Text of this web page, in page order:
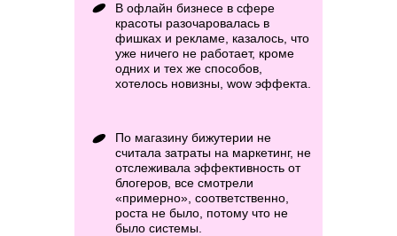
В офлайн бизнесе в сфере
красоты разочаровалась в
фишках и рекламе, казалось, что
уже ничего не работает, кроме
одних и тех же способов,
хотелось новизны, wow эффекта.
По магазину бижутерии не
считала затраты на маркетинг, не
отслеживала эффективность от
блогеров, все смотрели
«примерно», соответственно,
роста не было, потому что не
было системы.